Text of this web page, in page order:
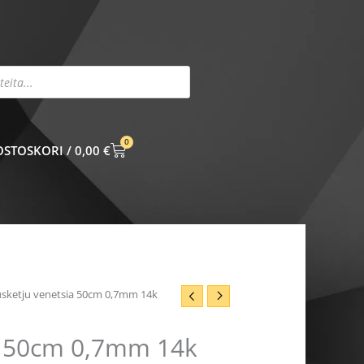
0,00 €
0
CART
venetsia 50cm 0,7mm 14k
0,7mm 14k